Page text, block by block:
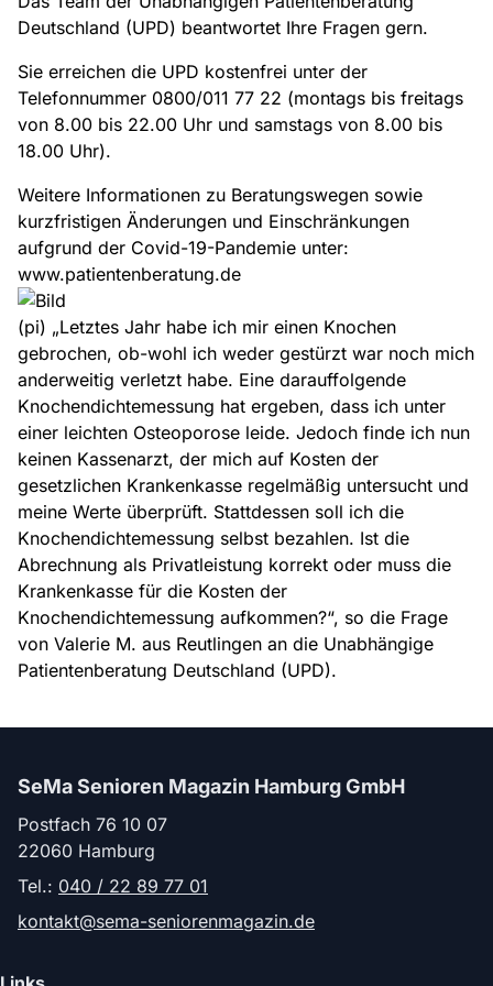
Deutschland (UPD) beantwortet Ihre Fragen gern.
Sie erreichen die UPD kostenfrei unter der
Telefonnummer 0800/011 77 22 (montags bis freitags
von 8.00 bis 22.00 Uhr und samstags von 8.00 bis
18.00 Uhr).
Weitere Informationen zu Beratungswegen sowie
kurzfristigen Änderungen und Einschränkungen
aufgrund der Covid-19-Pandemie unter:
www.patientenberatung.de
(pi) „Letztes Jahr habe ich mir einen Knochen
gebrochen, ob-wohl ich weder gestürzt war noch mich
anderweitig verletzt habe. Eine darauffolgende
Knochendichtemessung hat ergeben, dass ich unter
einer leichten Osteoporose leide. Jedoch finde ich nun
keinen Kassenarzt, der mich auf Kosten der
gesetzlichen Krankenkasse regelmäßig untersucht und
meine Werte überprüft. Stattdessen soll ich die
Knochendichtemessung selbst bezahlen. Ist die
Abrechnung als Privatleistung korrekt oder muss die
Krankenkasse für die Kosten der
Knochendichtemessung aufkommen?“, so die Frage
von Valerie M. aus Reutlingen an die Unabhängige
Patientenberatung Deutschland (UPD).
SeMa Senioren Magazin Hamburg GmbH
Postfach 76 10 07
22060 Hamburg
Tel.: 040 / 22 89 77 01
kontakt@sema-seniorenmagazin.de